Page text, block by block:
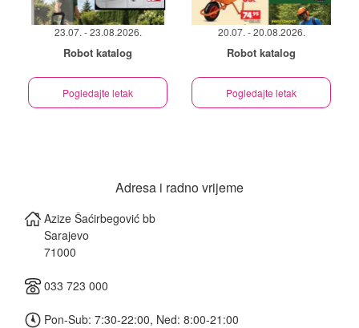
23.07. - 23.08.2026.
Robot katalog
Pogledajte letak
20.07. - 20.08.2026.
Robot katalog
Pogledajte letak
Adresa i radno vrijeme
Azize Šaćirbegović bb
Sarajevo
71000
033 723 000
Pon-Sub: 7:30-22:00, Ned: 8:00-21:00